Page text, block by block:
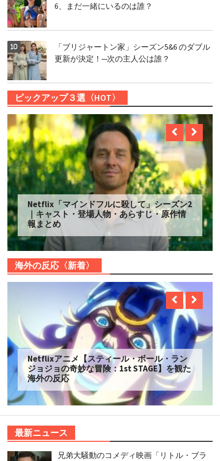
6、まだ一緒にいるのは誰？
「ブリジャートン家」シーズン5&6 のダブル
更新が決定！─次の主人公は誰？
ピックアップ３選〈HOT〉
Netflix「マインドフルに殺して」シーズン2
｜キャスト・登場人物・あらすじ・原作情
報まとめ
海外の反応〈新着〉
Netflixアニメ【スティール・ボール・ラン
ジョジョの奇妙な冒険：1st STAGE】を観た
海外の反応
最新ニュース
兄弟大騒動のコメディ映画「リトル・ブラ